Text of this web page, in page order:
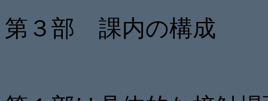
第３部 課内の構成